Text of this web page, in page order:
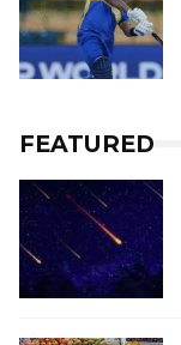
FEATURED